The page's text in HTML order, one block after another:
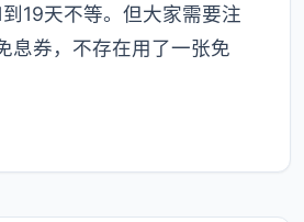
19天不等。但大家需要注
息券，不存在用了一张免